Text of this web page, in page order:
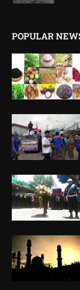
POPULAR